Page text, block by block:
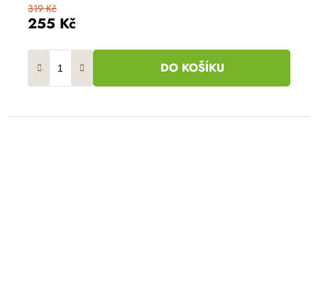
255 Kč
319 Kč
DO KOŠÍKU